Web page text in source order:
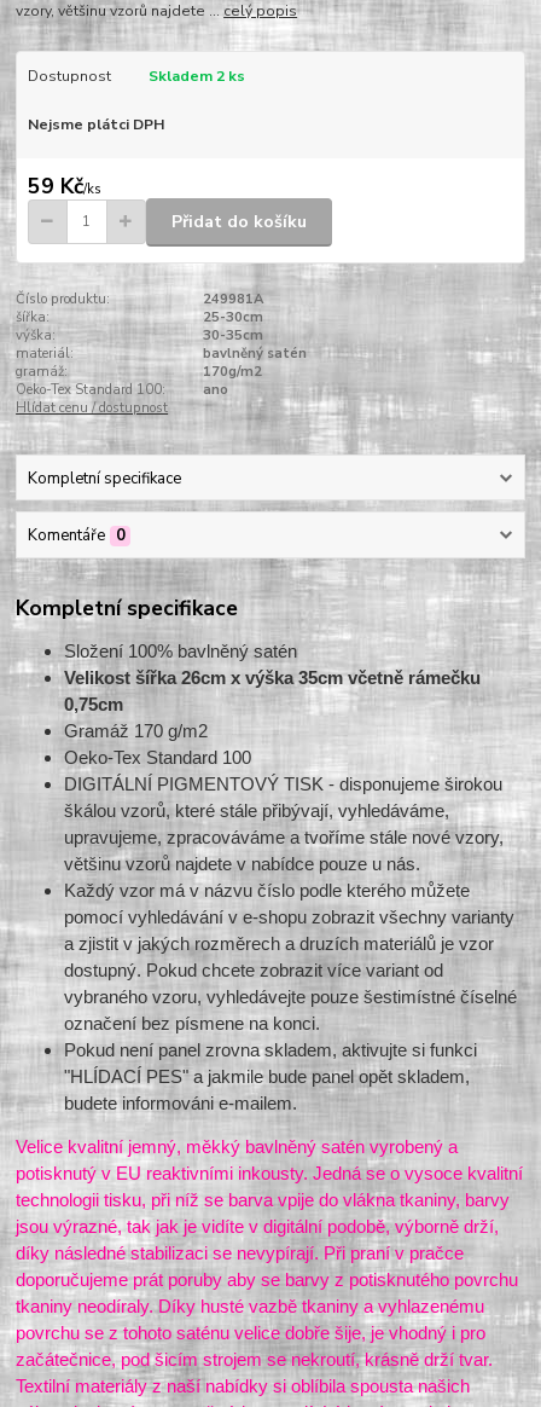
vzory, většinu vzorů najdete ... celý popis
Dostupnost Skladem 2 ks
Nejsme plátci DPH
59 Kč/ks
Přidat do košíku
Číslo produktu:
249981A
šířka:
25-30cm
výška:
30-35cm
materiál:
bavlněný satén
gramáž:
170g/m2
Oeko-Tex Standard 100:
ano
Hlídat cenu / dostupnost
Kompletní specifikace
Komentáře 0
Kompletní specifikace
Složení 100% bavlněný satén
Velikost šířka 26cm x výška 35cm včetně rámečku
0,75cm
Gramáž 170 g/m2
Oeko-Tex Standard 100
DIGITÁLNÍ PIGMENTOVÝ TISK - disponujeme širokou
škálou vzorů, které stále přibývají, vyhledáváme,
upravujeme, zpracováváme a tvoříme stále nové vzory,
většinu vzorů najdete v nabídce pouze u nás.
Každý vzor má v názvu číslo podle kterého můžete
pomocí vyhledávání v e-shopu zobrazit všechny varianty
a zjistit v jakých rozměrech a druzích materiálů je vzor
dostupný. Pokud chcete zobrazit více variant od
vybraného vzoru, vyhledávejte pouze šestimístné číselné
označení bez písmene na konci.
Pokud není panel zrovna skladem, aktivujte si funkci
"HLÍDACÍ PES" a jakmile bude panel opět skladem,
budete informováni e-mailem.
Velice kvalitní jemný, měkký bavlněný satén vyrobený a
potisknutý v EU reaktivními inkousty. Jedná se o vysoce kvalitní
technologii tisku, při níž se barva vpije do vlákna tkaniny, barvy
jsou výrazné, tak jak je vidíte v digitální podobě, výborně drží,
díky následné stabilizaci se nevypírají. Při praní v pračce
doporučujeme prát poruby aby se barvy z potisknutého povrchu
tkaniny neodíraly. Díky husté vazbě tkaniny a vyhlazenému
povrchu se z tohoto saténu velice dobře šije, je vhodný i pro
začátečnice, pod šicím strojem se nekroutí, krásně drží tvar.
Textilní materiály z naší nabídky si oblíbila spousta našich